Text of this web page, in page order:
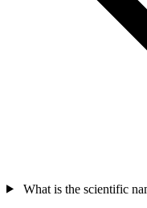
What is the scientific